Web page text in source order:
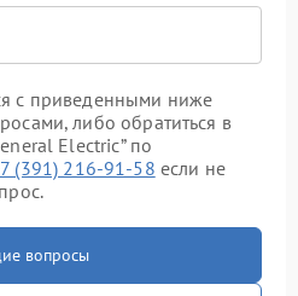
с приведенными ниже
либо обратиться в
Electric” по
(391) 216-91-58 если не
вопросы